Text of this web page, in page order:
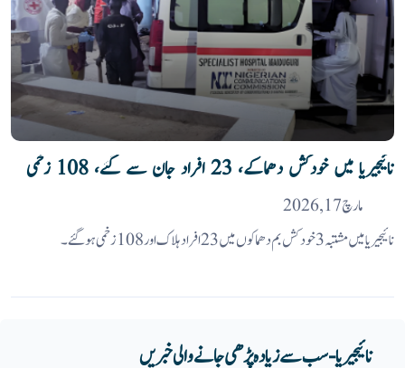
نائیجیریا میں خودکش دھماکے، 23 افراد جان سے گئے، 108 زخمی
مارچ 17, 2026
نائیجیریا میں مشتبہ 3 خودکش بم دھماکوں میں 23 افراد ہلاک اور 108 زخمی ہو گئے۔
نائیجیریا - سب سے زیادہ پڑھی جانے والی خبریں